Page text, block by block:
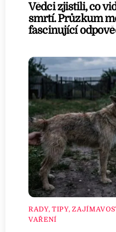
Vědci zjistili, co
smrtí. Průzkum
fascinující
RADY, TIPY,
VAŘENÍ